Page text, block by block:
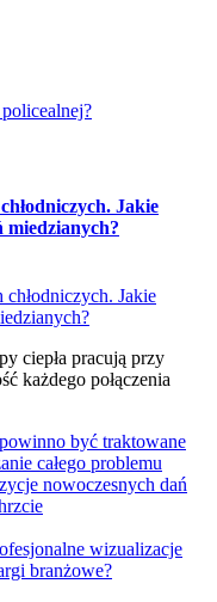
Jakie
miedzianych?
ciepła pracują przy
każdego połączenia
być traktowane
całego problemu
nowoczesnych dań
wizualizacje
branżowe?